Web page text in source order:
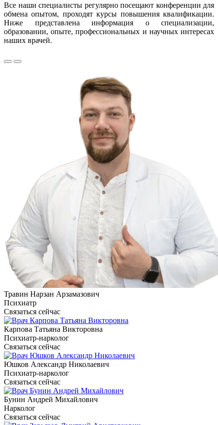
Все наши специалисты регулярно посещают конференции для
обмена опытом, проходят курсы повышения квалификации.
Ниже представлена информация о специализации,
образовании, опыте, профессиональных и научных интересах
наших врачей.
Травин Нарзан Арзамазович
Психиатр
Связаться сейчас
Карпова Татьяна Викторовна
Психиатр-нарколог
Связаться сейчас
Юшков Александр Николаевич
Психиатр-нарколог
Связаться сейчас
Бунин Андрей Михайлович
Нарколог
Связаться сейчас